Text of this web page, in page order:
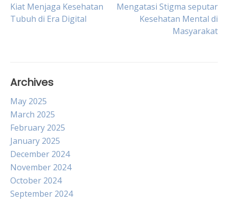
Post
Kiat Menjaga Kesehatan
Tubuh di Era Digital
Mengatasi Stigma seputar
Kesehatan Mental di
Masyarakat
Archives
May 2025
March 2025
February 2025
January 2025
December 2024
November 2024
October 2024
September 2024